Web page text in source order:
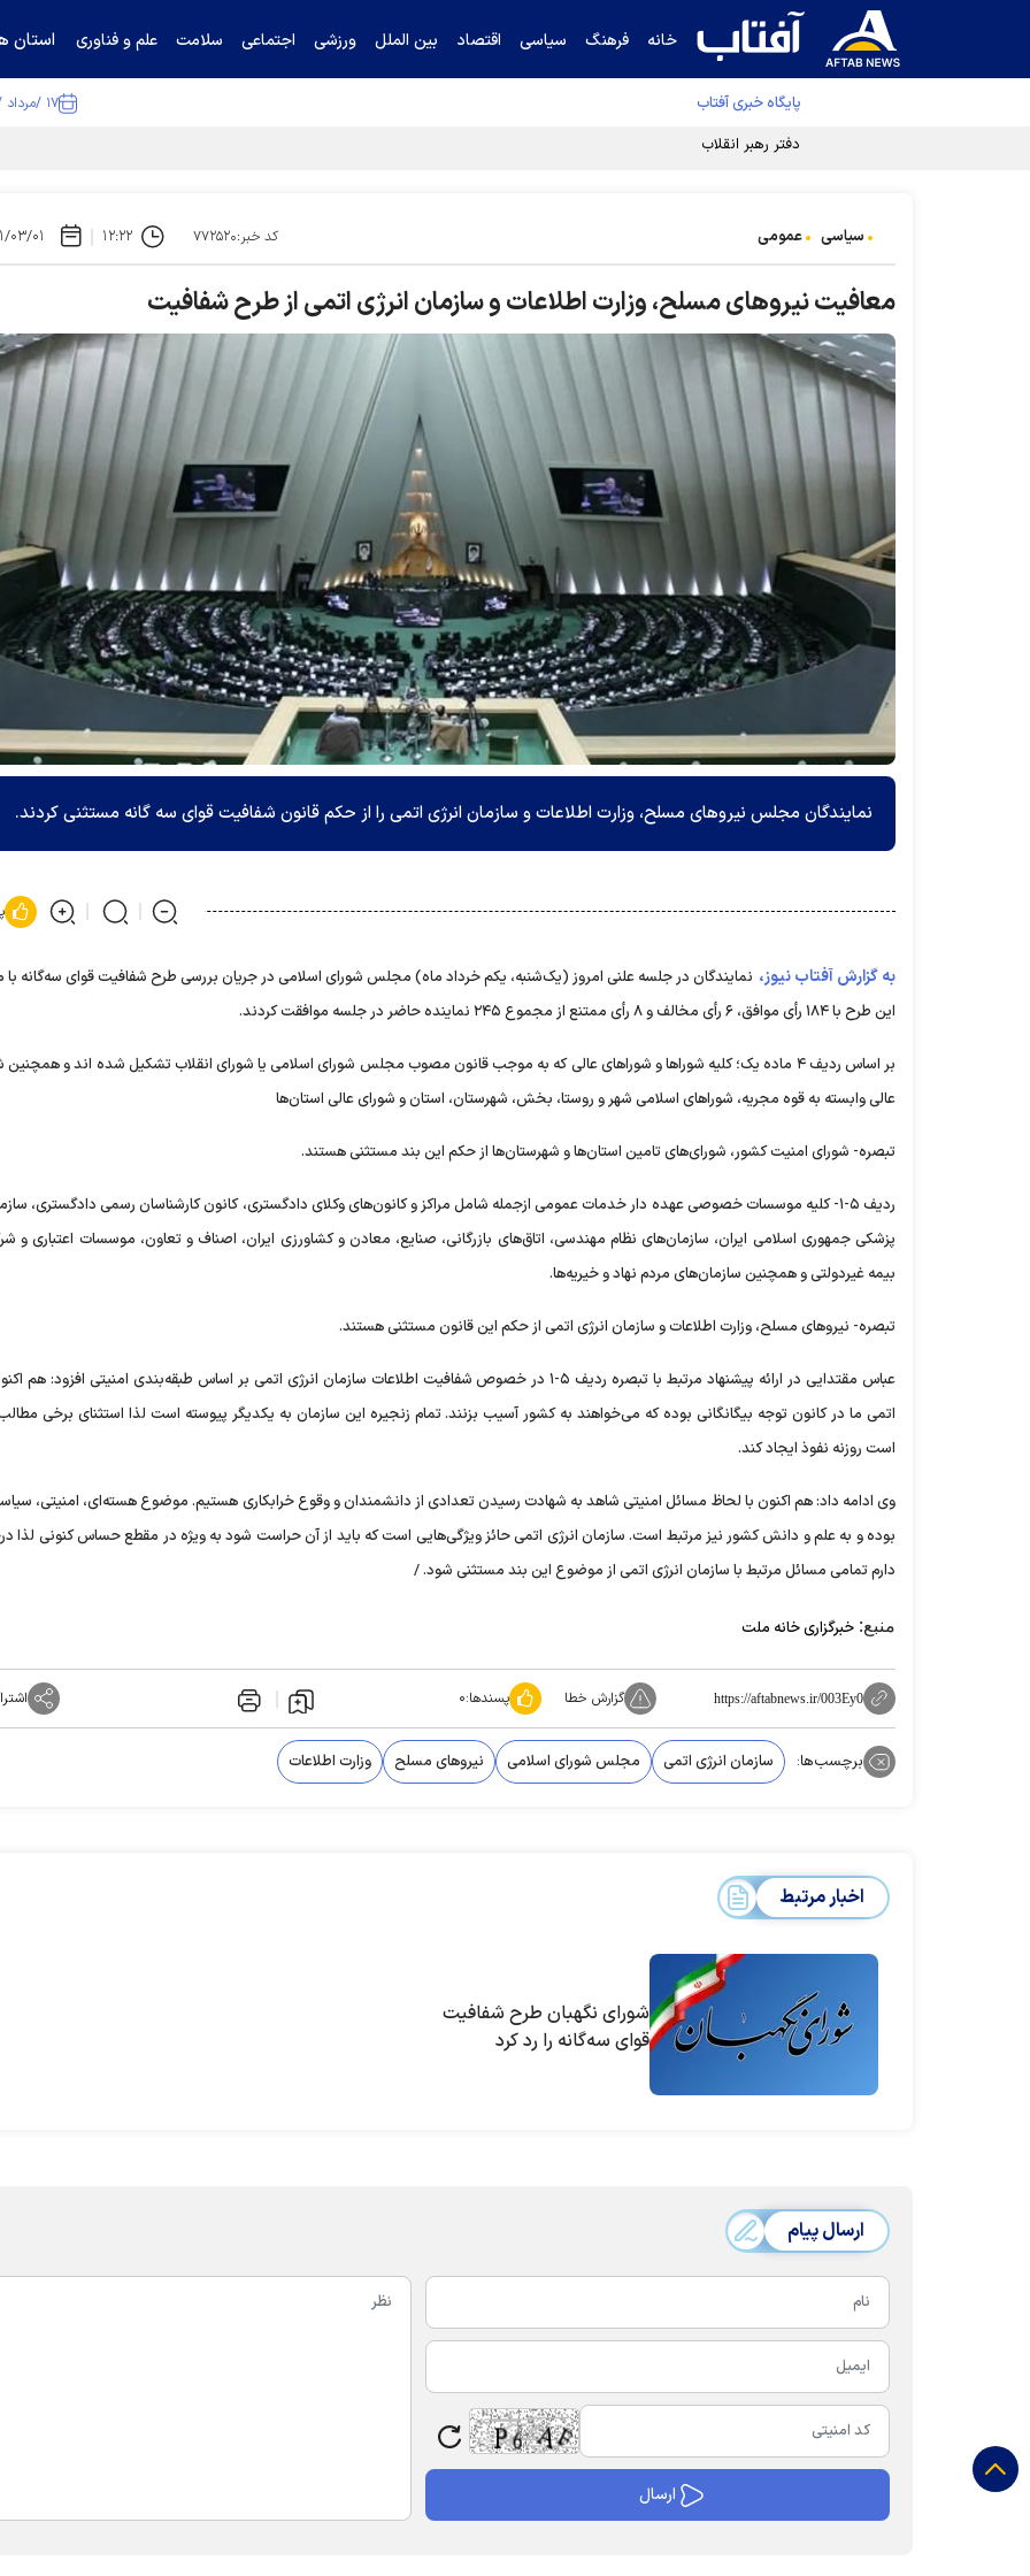
خانه فرهنگ سیاسی اقتصاد بین الملل ورزشی اجتماعی سلامت علم و فناوری استان
پایگاه خبری آفتاب ۱۷ /مرداد /۱۴۰۵
دفتر رهبر انقلاب ادعای خرازی درباره پزشکیان را تکذیب کرد
سیاسی عمومی کد خبر:۷۷۲۵۲۰ ۱۲:۲۲ ۱۴۰۱/
معافیت نیرو‌های مسلح، وزارت اطلاعات و سازمان انرژی اتمی از طرح شفافیت
نمایندگان مجلس نیرو‌های مسلح، وزارت اطلاعات و سازمان انرژی اتمی را از حکم قانون شفافیت قوای سه گانه مستثنی کردند.
به گزارش آفتاب نیوز،
این طرح با ۱۸۴ رأی موافق، ۶ رأی مخالف و ۸ رأی ممتنع از مجموع ۲۴۵ نماینده حاضر در جلسه موافقت کردند.
بر اساس ردیف ۴ ماده یک؛ کلیه شورا‌ها و شورا‌های عالی که به موجب قانون مصوب مجلس شورای اسلامی یا شورای انقلاب تشکیل شده اند و همچنین
عالی وابسته به قوه مجریه، شورا‌های اسلامی شهر و روستا، بخش، شهرستان، استان و شورای عالی استان‌ها
تبصره- شورای امنیت کشور، شورای‌های تامین استان‌ها و شهرستان‌ها از حکم این بند مستثنی هستند.
ردیف ۵-۱- کلیه موسسات خصوصی عهده دار خدمات عمومی ازجمله شامل مراکز و کانون‌های وکلای دادگستری، کانون کارشناسان رسمی دادگستری،
پزشکی جمهوری اسلامی ایران، سازمان‌های نظام مهندسی، اتاق‌های بازرگانی، صنایع، معادن و کشاورزی ایران، اصناف و تعاون، موسسات اعتباری و
بیمه غیردولتی و همچنین سازمان‌های مردم نهاد و خیریه‌ها.
تبصره- نیرو‌های مسلح، وزارت اطلاعات و سازمان انرژی اتمی از حکم این قانون مستثنی هستند.
عباس مقتدایی در ارائه پیشنهاد مرتبط با تبصره ردیف ۵-۱ در خصوص شفافیت اطلاعات سازمان انرژی اتمی بر اساس طبقه‌بندی امنیتی افزود: هم
اتمی ما در کانون توجه بیگانگانی بوده که می‌خواهند به کشور آسیب بزنند. تمام زنجیره این سازمان به یکدیگر پیوسته است لذا استثنای برخی
است روزنه نفوذ ایجاد کند.
وی ادامه داد: هم اکنون با لحاظ مسائل امنیتی شاهد به شهادت رسیدن تعدادی از دانشمندان و وقوع خرابکاری هستیم. موضوع هسته‌ای، امنیتی،
بوده و به علم و دانش کشور نیز مرتبط است. سازمان انرژی اتمی حائز ویژگی‌هایی است که باید از آن حراست شود به ویژه در مقطع حساس کنونی لذا
دارم تمامی مسائل مرتبط با سازمان انرژی اتمی از موضوع این بند مستثنی شود. /
منبع: خبرگزاری خانه ملت
https://aftabnews.ir/003Ey0 گزارش خطا پسندها:۰
برچسب‌ها: سازمان انرژی اتمی مجلس شورای اسلامی نیرو‌های مسلح وزارت اطلاعات
اخبار مرتبط
شورای نگهبان طرح شفافیت
قوای سه‌گانه را رد کرد
ارسال پیام